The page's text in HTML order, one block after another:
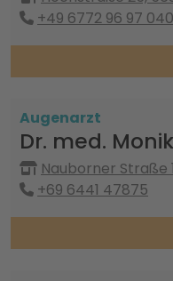
+49 6772 96 97 040
Augenarzt
Dr. med.
Nauborner Straße
+69 6441 47875